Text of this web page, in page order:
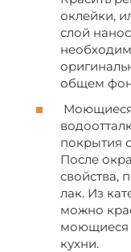
оклейки,
слой
общем
покрытия
После
свойства,
лак. Из
можно
моющиеся
кухни.